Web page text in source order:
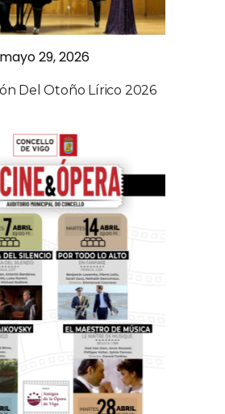
mayo 29, 2026
Del Otoño Lírico 2026